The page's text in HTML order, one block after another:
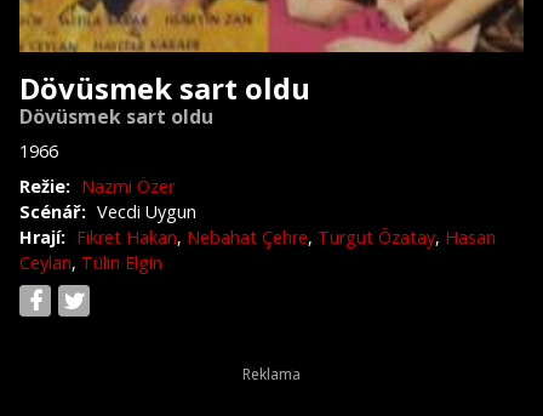
Dövüsmek sart oldu
Dövüsmek sart oldu
1966
Režie: Nazmi Özer
Scénář: Vecdi Uygun
Hrají: Fikret Hakan, Nebahat Çehre, Turgut Özatay, Hasan
Ceylan, Tülin Elgin